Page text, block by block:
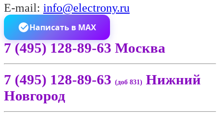
E-mail: info@electrony.ru
Написать в MAX
7 (495) 128-89-63 Москва
7 (495) 128-89-63 (доб 831) Нижний
Новгород